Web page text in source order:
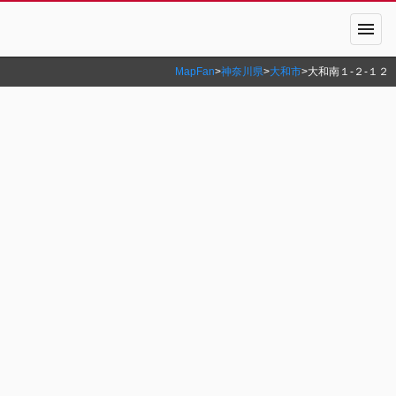
menu
MapFan>神奈川県>大和市>大和南１‐２‐１２